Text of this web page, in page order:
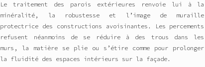
Le traitement des parois extérieures renvoie lui à la
minéralité, la robustesse et l’image de muraille
protectrice des constructions avoisinantes. Les percements
refusent néanmoins de se réduire à des trous dans les
murs, la matière se plie ou s’étire comme pour prolonger
la fluidité des espaces intérieurs sur la façade.